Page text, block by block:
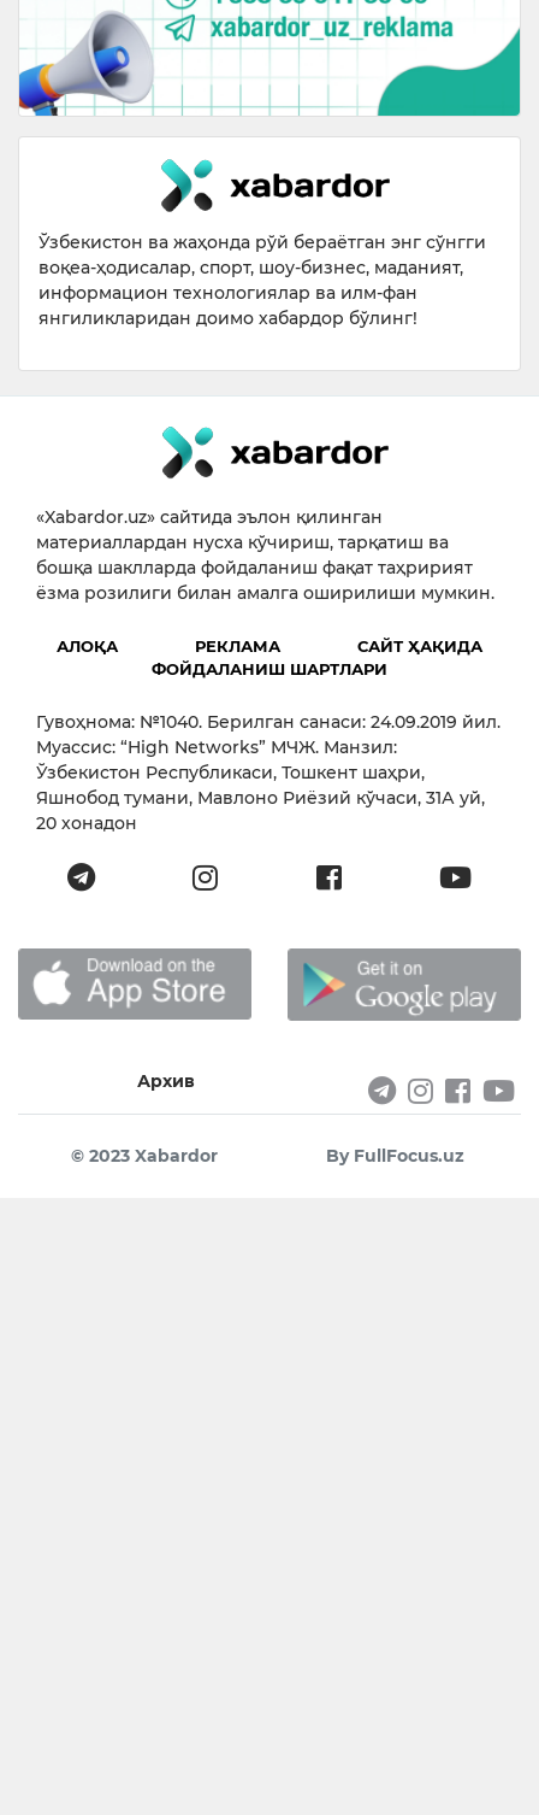
Ўзбекистон ва жаҳонда рўй бераётган энг сўнгги
воқеа-ҳодисалар, спорт, шоу-бизнес, маданият,
информацион технологиялар ва илм-фан
янгиликларидан доимо хабардор бўлинг!
«Xabardor.uz» сайтида эълон қилинган
материаллардан нусха кўчириш, тарқатиш ва
бошқа шаклларда фойдаланиш фақат таҳририят
ёзма розилиги билан амалга оширилиши мумкин.
АЛОҚА РЕКЛАМА
САЙТ ҲАҚИДА
ФОЙДАЛАНИШ ШАРТЛАРИ
Гувоҳнома: №1040. Берилган санаси: 24.09.2019 йил.
Муассис: “High Networks” МЧЖ. Манзил:
Ўзбекистон Республикаси, Тошкент шаҳри,
Яшнобод тумани, Мавлоно Риёзий кўчаси, 31А уй,
20 хонадон
Архив
© 2023 Xabardor By FullFocus.uz